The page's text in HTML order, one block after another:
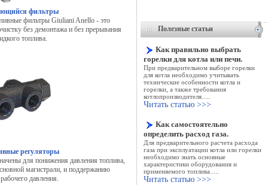
фильтры
фильтры Giuliani Anello - это
без демонтажа и без прерывания
топлива.
регуляторы
для понижения давления топлива,
магистрали, и поддержанию
давления.
Полезные статьи
Как правильно выбрать
горелки для котла или печи.
При предварительном выборе горелки
для котла необходимо учитывать
технические особенности котла и
горелки, а также требования
котлопроизводителя.....
Читать статью >>>
Как самостоятельно
определить расход газа.
Для предварительного расчета расхода
газа при эксплуатации котла или горелки
необходимо знать основные
характеристики оборудования и
применяемого топлива
Читать статью >>>